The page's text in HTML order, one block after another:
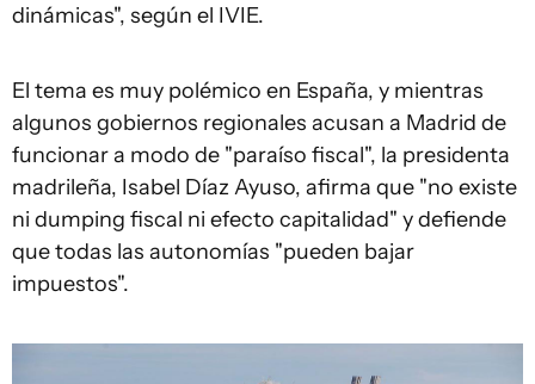
dinámicas", según el IVIE.
El tema es muy polémico en España, y mientras
algunos gobiernos regionales acusan a Madrid de
funcionar a modo de "paraíso fiscal", la presidenta
madrileña, Isabel Díaz Ayuso, afirma que "no existe
ni dumping fiscal ni efecto capitalidad" y defiende
que todas las autonomías "pueden bajar
impuestos".